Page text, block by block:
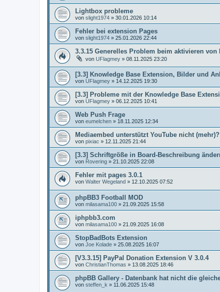
Lightbox probleme
von slight1974 » 30.01.2026 10:14
Fehler bei extension Pages
von slight1974 » 25.01.2026 22:44
3.3.15 Generelles Problem beim aktivieren von
von UFlagmey » 08.11.2025 23:20
[3.3] Knowledge Base Extension, Bilder und
von UFlagmey » 14.12.2025 19:30
[3.3] Probleme mit der Knowledge Base
von UFlagmey » 06.12.2025 10:41
Web Push Frage
von eumelchen » 18.11.2025 12:34
Mediaembed unterstützt YouTube nicht (mehr)?
von pixiac » 12.11.2025 21:44
[3.3] Schriftgröße in Board-Beschreibung
von Rovering » 21.10.2025 22:08
Fehler mit pages 3.0.1
von Walter Wegeland » 12.10.2025 07:52
phpBB3 Football MOD
von milasama100 » 21.09.2025 15:58
iphpbb3.com
von milasama100 » 21.09.2025 16:08
StopBadBots Extension
von Joe Kolade » 25.08.2025 16:07
[V3.3.15] PayPal Donation Extension V 3.0.4
von ChristianThomas » 13.08.2025 18:46
phpBB Gallery - Datenbank hat nicht die
von steffen_k » 11.06.2025 15:48